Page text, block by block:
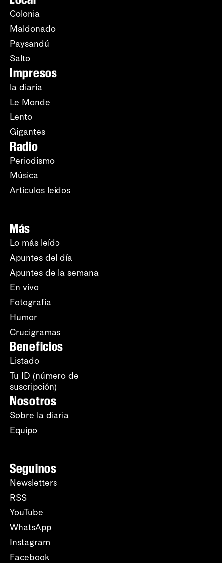
Colonia
Maldonado
Paysandú
Salto
Impresos
la diaria
Le Monde
Lento
Gigantes
Radio
Periodismo
Música
Artículos leídos
Más
Lo más leído
Apuntes del día
Apuntes de la semana
En vivo
Fotografía
Humor
Crucigramas
Beneficios
Listado
Tu ID (número de
suscripción)
Nosotros
Sobre la diaria
Equipo
Seguinos
Newsletters
RSS
YouTube
WhatsApp
Instagram
Facebook